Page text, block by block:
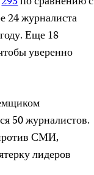
24 журналиста
Еще 18
уверенно
50 журналистов.
СМИ,
лидеров